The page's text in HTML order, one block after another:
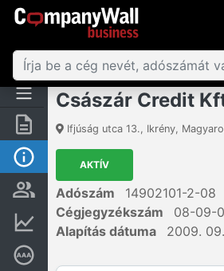
Összegzés
Alap információk
Személyek és tulajdonjog
Pénzügyi információk
Császár Credit
Ifjúság utca 13., Ikrény,
AKTÍV
Adószám
14902101-2-08
Cégjegyzékszám
08-09-
Alapítás dátuma
2009.